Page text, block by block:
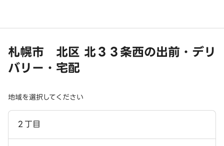
札幌市 北区 北３３条西の出前・デリ
バリー・宅配
地域を選択してください
２丁目